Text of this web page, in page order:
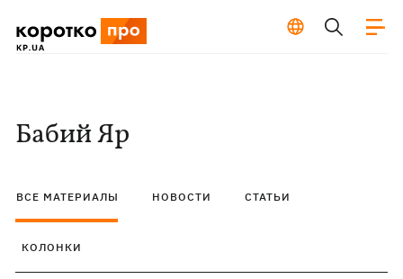
Бабий Яр
ВСЕ МАТЕРИАЛЫ НОВОСТИ СТАТЬИ
КОЛОНКИ